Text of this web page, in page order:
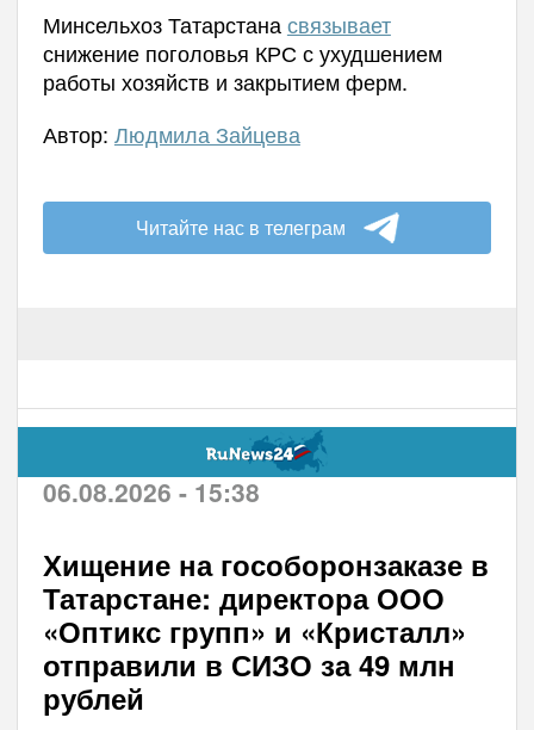
Минсельхоз Татарстанасвязывает
снижение поголовья КРС с ухудшением
работы хозяйств и закрытием ферм.
Автор: Людмила Зайцева
Читайте нас в телеграм
06.08.2026 - 15:38
Хищение на гособоронзаказе в
Татарстане: директора ООО
«Оптикс групп» и «Кристалл»
отправили в СИЗО за 49 млн
рублей